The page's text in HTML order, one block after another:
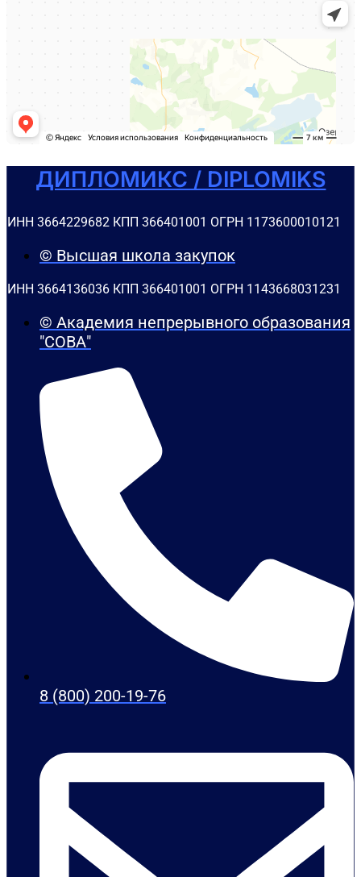
ДИПЛОМИКС / DIPLOMIKS
ИНН 3664229682 КПП 366401001 ОГРН 1173600010121
© Высшая школа закупок
ИНН 3664136036 КПП 366401001 ОГРН 1143668031231
© Академия непрерывного образования
"СОВА"
8 (800) 200-19-76